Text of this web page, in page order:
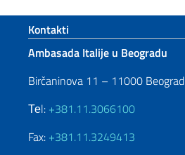
Footer section
Kontakti
Ambasada Italije u Beogradu
Birčaninova 11 – 11000 Beograd
Теl: +381.11.3066100
Fax: +381.11.3249413